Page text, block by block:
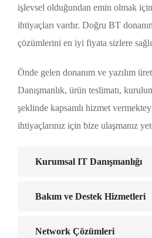
işlevsel olduğundan emin olmak
ihtiyaçları vardır. Doğru BT
çözümlerini en iyi fiyata sizlere
Önde gelen donanım ve yazılım
Danışmanlık, ürün teslimatı,
şeklinde kapsamlı hizmet
ihtiyaçlarınız için bize ulaşmanız
Kurumsal IT Danışmanlığı
Bakım ve Destek Hizmetleri
Network Çözümleri